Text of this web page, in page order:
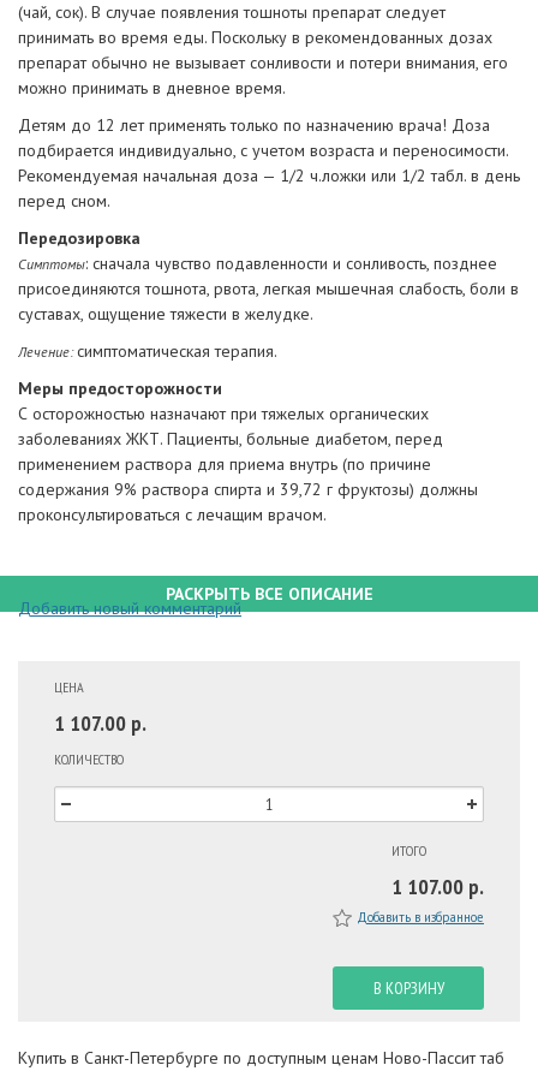
(чай, сок). В случае появления тошноты препарат следует
принимать во время еды. Поскольку в рекомендованных дозах
препарат обычно не вызывает сонливости и потери внимания, его
можно принимать в дневное время.
Детям до 12 лет применять только по назначению врача! Доза
подбирается индивидуально, с учетом возраста и переносимости.
Рекомендуемая начальная доза — 1/2 ч.ложки или 1/2 табл. в день
перед сном.
Передозировка
Симптомы: сначала чувство подавленности и сонливость, позднее
присоединяются тошнота, рвота, легкая мышечная слабость, боли в
суставах, ощущение тяжести в желудке.
Лечение:симптоматическая терапия.
Меры предосторожности
С осторожностью назначают при тяжелых органических
заболеваниях ЖКТ. Пациенты, больные диабетом, перед
применением раствора для приема внутрь (по причине
содержания 9% раствора спирта и 39,72 г фруктозы) должны
проконсультироваться с лечащим врачом.
РАСКРЫТЬ ВСЕ ОПИСАНИЕ
Добавить новый комментарий
ЦЕНА
1 107.00 р.
КОЛИЧЕСТВО
ИТОГО
1 107.00 р.
Добавить в избранное
В КОРЗИНУ
Купить в Санкт-Петербурге по доступным ценам Ново-Пассит таб